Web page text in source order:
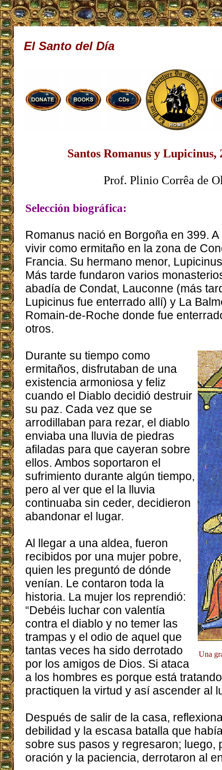
El Santo del Día
Santos Romanus y Lupicinus,
Prof. Plinio Corrêa de
Selección biográfica:
Romanus nació en Borgoña en 399.
vivir como ermitaño en la zona de
Francia. Su hermano menor,
Más tarde fundaron varios
abadía de Condat, Lauconne (más
Lupicinus fue enterrado allí) y La
Romain-de-Roche donde fue
otros.
Una
Durante su tiempo como
ermitaños, disfrutaban de una
existencia armoniosa y feliz
cuando el Diablo decidió destruir
su paz. Cada vez que se
arrodillaban para rezar, el diablo
enviaba una lluvia de piedras
afiladas para que cayeran sobre
ellos. Ambos soportaron el
sufrimiento durante algún tiempo,
pero al ver que el la lluvia
continuaba sin ceder, decidieron
abandonar el lugar.
Al llegar a una aldea, fueron
recibidos por una mujer pobre,
quien les preguntó de dónde
venían. Le contaron toda la
historia. La mujer los reprendió:
“Debéis luchar con valentía
contra el diablo y no temer las
trampas y el odio de aquel que
tantas veces ha sido derrotado
por los amigos de Dios. Si ataca
a los hombres es porque está
practiquen la virtud y así ascender al
Después de salir de la casa,
debilidad y la escasa batalla que
sobre sus pasos y regresaron; luego,
oración y la paciencia, derrotaron al